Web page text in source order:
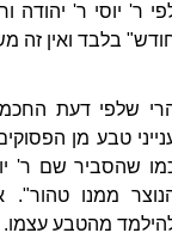
ר' יוסי ר' יהודה
בלבד ואין זה
שלפי דעת
טבע מן
שהסביר שם ר'
ממנו טהור".
מהטבע עצמו.